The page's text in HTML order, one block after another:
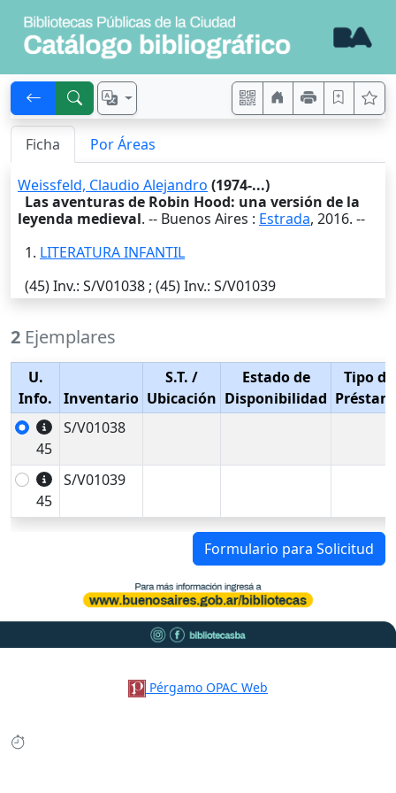
Ficha Por Áreas
Weissfeld, Claudio Alejandro (1974-...)
Las aventuras de Robin Hood: una versión de la
leyenda medieval. -- Buenos Aires : Estrada, 2016. --
1. LITERATURA INFANTIL
(45)Inv.: S/V01038 ; (45)Inv.: S/V01039
2 Ejemplares
U.
Info.
Inventario
S.T. /
Ubicación
Estado de
Disponibilidad
Tipo de
45
S/V01038
45
S/V01039
Formulario para Solicitud
Pérgamo OPAC Web